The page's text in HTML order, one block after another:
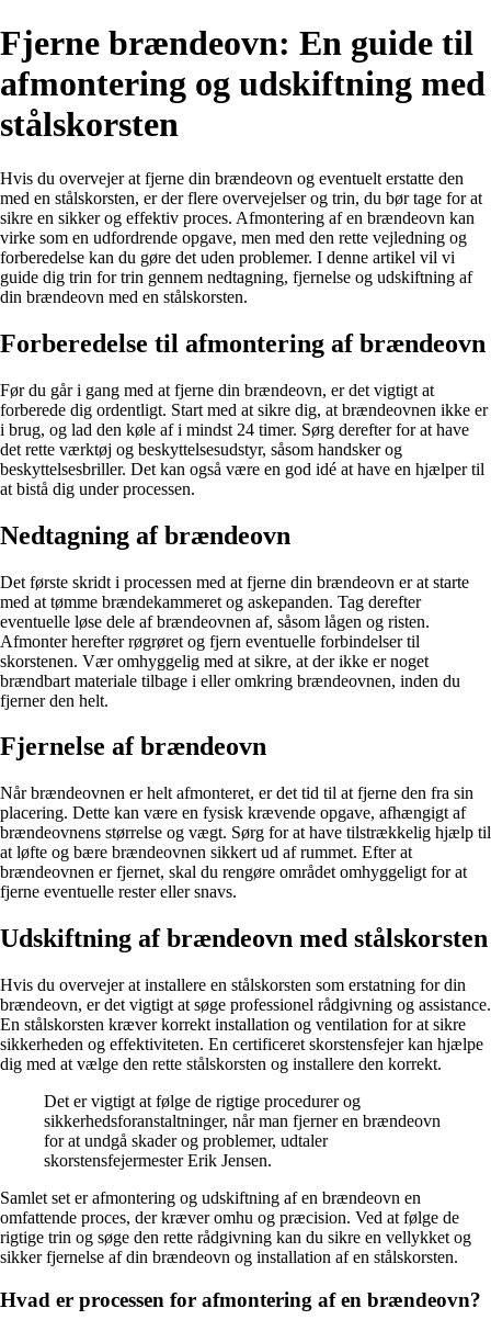
Fjerne brændeovn: En guide til
afmontering og udskiftning med
stålskorsten
Hvis du overvejer at fjerne din brændeovn og eventuelt erstatte den
med en stålskorsten, er der flere overvejelser og trin, du bør tage for at
sikre en sikker og effektiv proces. Afmontering af en brændeovn kan
virke som en udfordrende opgave, men med den rette vejledning og
forberedelse kan du gøre det uden problemer. I denne artikel vil vi
guide dig trin for trin gennem nedtagning, fjernelse og udskiftning af
din brændeovn med en stålskorsten.
Forberedelse til afmontering af brændeovn
Før du går i gang med at fjerne din brændeovn, er det vigtigt at
forberede dig ordentligt. Start med at sikre dig, at brændeovnen ikke er
i brug, og lad den køle af i mindst 24 timer. Sørg derefter for at have
det rette værktøj og beskyttelsesudstyr, såsom handsker og
beskyttelsesbriller. Det kan også være en god idé at have en hjælper til
at bistå dig under processen.
Nedtagning af brændeovn
Det første skridt i processen med at fjerne din brændeovn er at starte
med at tømme brændekammeret og askepanden. Tag derefter
eventuelle løse dele af brændeovnen af, såsom lågen og risten.
Afmonter herefter røgrøret og fjern eventuelle forbindelser til
skorstenen. Vær omhyggelig med at sikre, at der ikke er noget
brændbart materiale tilbage i eller omkring brændeovnen, inden du
fjerner den helt.
Fjernelse af brændeovn
Når brændeovnen er helt afmonteret, er det tid til at fjerne den fra sin
placering. Dette kan være en fysisk krævende opgave, afhængigt af
brændeovnens størrelse og vægt. Sørg for at have tilstrækkelig hjælp til
at løfte og bære brændeovnen sikkert ud af rummet. Efter at
brændeovnen er fjernet, skal du rengøre området omhyggeligt for at
fjerne eventuelle rester eller snavs.
Udskiftning af brændeovn med stålskorsten
Hvis du overvejer at installere en stålskorsten som erstatning for din
brændeovn, er det vigtigt at søge professionel rådgivning og assistance.
En stålskorsten kræver korrekt installation og ventilation for at sikre
sikkerheden og effektiviteten. En certificeret skorstensfejer kan hjælpe
dig med at vælge den rette stålskorsten og installere den korrekt.
Det er vigtigt at følge de rigtige procedurer og
sikkerhedsforanstaltninger, når man fjerner en brændeovn
for at undgå skader og problemer, udtaler
skorstensfejermester Erik Jensen.
Samlet set er afmontering og udskiftning af en brændeovn en
omfattende proces, der kræver omhu og præcision. Ved at følge de
rigtige trin og søge den rette rådgivning kan du sikre en vellykket og
sikker fjernelse af din brændeovn og installation af en stålskorsten.
Hvad er processen for afmontering af en brændeovn?